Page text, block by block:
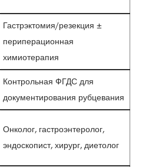
Гастрэктомия/резекция ±
периперационная
химиотерапия
Контрольная ФГДС для
документирования рубцевания
Онколог, гастроэнтеролог,
эндоскопист, хирург, диетолог